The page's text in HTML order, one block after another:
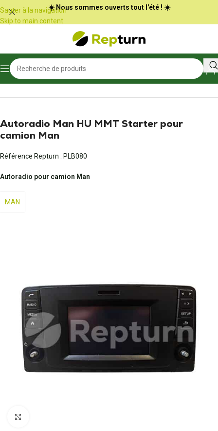
Panneau de gestion des cookies
Sauter à la navigation
Skip to main content
☀️ Nous sommes ouverts tout l'été ! ☀️
Accueil
Autoradio Man HU MMT Starter pour
camion Man
Référence Repturn : PLB080
Autoradio pour camion Man
MAN